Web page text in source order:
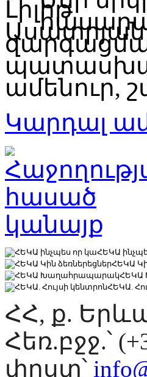
ամենուր,
Կարդալ
ՀԵԿԱ
ՀԵԿԱ
ՀԵԿԱ
ՀԵԿԱ.
ՀՀ, ք.
Հեռ.բջջ.՝
փոստ՝